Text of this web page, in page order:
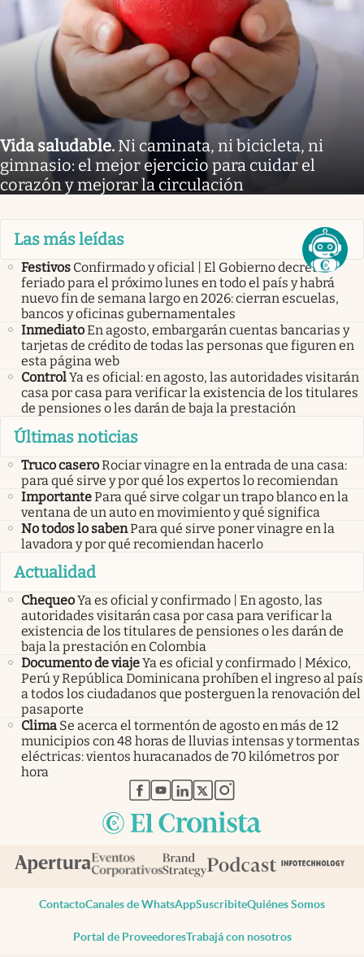
Vida saludable. Ni caminata, ni bicicleta, ni
gimnasio: el mejor ejercicio para cuidar el
corazón y mejorar la circulación
Las más leídas
Festivos Confirmado y oficial | El Gobierno decretó
feriado para el próximo lunes en todo el país y habrá
nuevo fin de semana largo en 2026: cierran escuelas,
bancos y oficinas gubernamentales
InmediatoEn agosto, embargarán cuentas bancarias y
tarjetas de crédito de todas las personas que figuren en
esta página web
ControlYa es oficial: en agosto, las autoridades visitarán
casa por casa para verificar la existencia de los titulares
de pensiones o les darán de baja la prestación
Últimas noticias
Truco caseroRociar vinagre en la entrada de una casa:
para qué sirve y por qué los expertos lo recomiendan
ImportantePara qué sirve colgar un trapo blanco en la
ventana de un auto en movimiento y qué significa
No todos lo sabenPara qué sirve poner vinagre en la
lavadora y por qué recomiendan hacerlo
Actualidad
ChequeoYa es oficial y confirmado | En agosto, las
autoridades visitarán casa por casa para verificar la
existencia de los titulares de pensiones o les darán de
baja la prestación en Colombia
Documento de viajeYa es oficial y confirmado | México,
Perú y República Dominicana prohíben el ingreso al país
a todos los ciudadanos que posterguen la renovación del
pasaporte
Clima Se acerca el tormentón de agosto en más de 12
municipios con 48 horas de lluvias intensas y tormentas
eléctricas: vientos huracanados de 70 kilómetros por
hora
abre en nueva pestaña
abre en nueva pestaña
abre en nueva pestaña
abre en nueva pestaña
abre en nueva pestaña
ContactoCanales de WhatsAppSuscribiteQuiénes Somos
Portal de ProveedoresTrabajá con nosotros